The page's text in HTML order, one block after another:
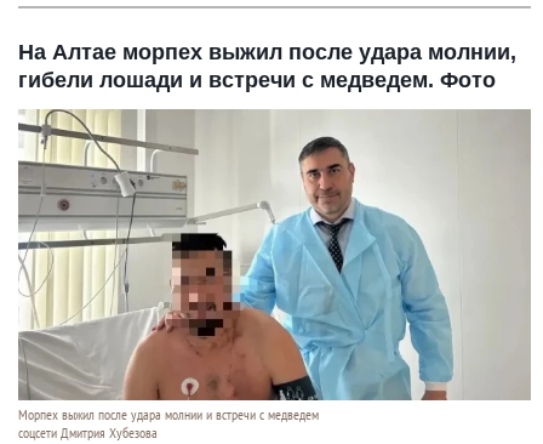
На Алтае морпех выжил после удара молнии,
гибели лошади и встречи с медведем. Фото
Морпех выжил после удара молнии и встречи с медведем
соцсети Дмитрия Хубезова